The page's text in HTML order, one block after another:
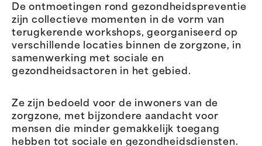
De ontmoetingen rond gezondheidspreventie
zijn collectieve momenten in de vorm van
terugkerende workshops, georganiseerd op
verschillende locaties binnen de zorgzone, in
samenwerking met sociale en
gezondheidsactoren in het gebied.
Ze zijn bedoeld voor de inwoners van de
zorgzone, met bijzondere aandacht voor
mensen die minder gemakkelijk toegang
hebben tot sociale en gezondheidsdiensten.